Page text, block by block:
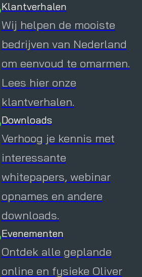
Klantverhalen
Wij helpen de mooiste
bedrijven van Nederland
om eenvoud te omarmen.
Lees hier onze
klantverhalen.
Downloads
Verhoog je kennis met
interessante
whitepapers, webinar
opnames en andere
downloads.
Evenementen
Ontdek alle geplande
online en fysieke Oliver